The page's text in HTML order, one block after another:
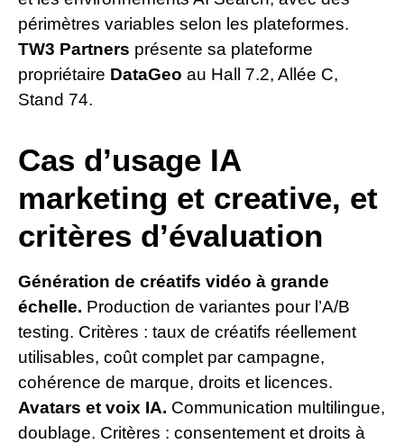
périmètres variables selon les plateformes.
TW3 Partners présente sa plateforme
propriétaire DataGeo au Hall 7.2, Allée C,
Stand 74.
Cas d’usage IA
marketing et creative, et
critères d’évaluation
Génération de créatifs vidéo à grande
échelle. Production de variantes pour l’A/B
testing. Critères : taux de créatifs réellement
utilisables, coût complet par campagne,
cohérence de marque, droits et licences.
Avatars et voix IA. Communication multilingue,
doublage. Critères : consentement et droits à